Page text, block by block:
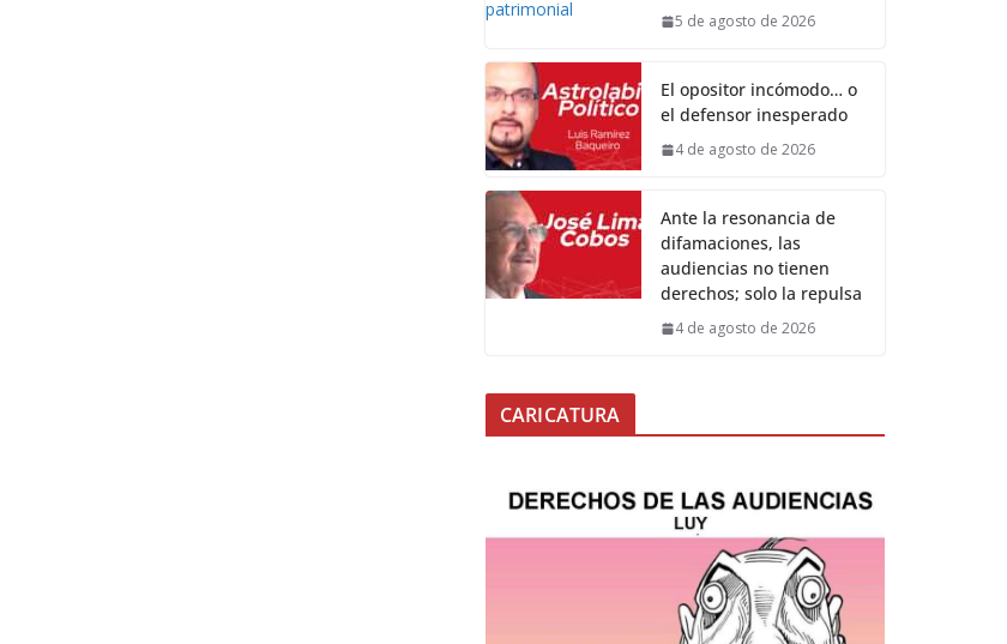
5 de agosto de 2026
El opositor incómodo… o
el defensor inesperado
4 de agosto de 2026
Ante la resonancia de
difamaciones, las
audiencias no tienen
derechos; solo la repulsa
4 de agosto de 2026
CARICATURA